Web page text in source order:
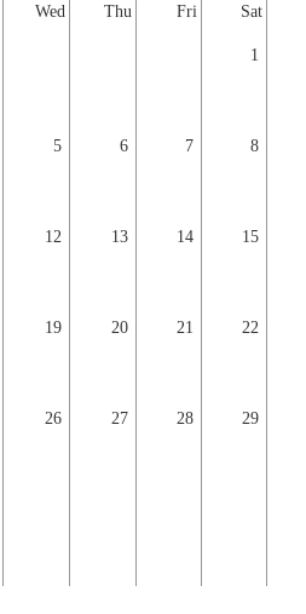
Wed Thu Fri Sat
1
5 6 7 8
12 13 14 15
19 20 21 22
26 27 28 29